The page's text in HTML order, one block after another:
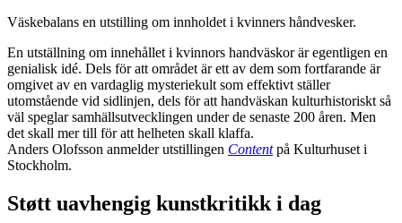
Väskebalans en utstilling om innholdet i kvinners håndvesker.
En utställning om innehållet i kvinnors handväskor är egentligen en
genialisk idé. Dels för att området är ett av dem som fortfarande är
omgivet av en vardaglig mysteriekult som effektivt ställer
utomstående vid sidlinjen, dels för att handväskan kulturhistoriskt så
väl speglar samhällsutvecklingen under de senaste 200 åren. Men
det skall mer till för att helheten skall klaffa.
Anders Olofsson anmelder utstillingen Contentpå Kulturhuset i
Stockholm.
Støtt uavhengig kunstkritikk i dag